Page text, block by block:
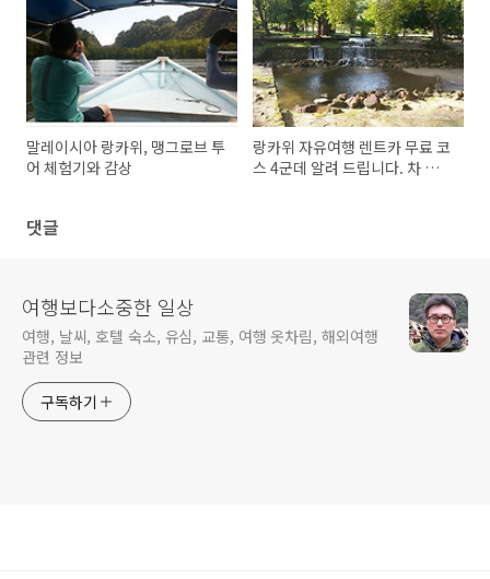
말레이시아 랑카위, 맹그로브 투
어 체험기와 감상
랑카위 자유여행 렌트카 무료 코
스 4군데 알려 드립니다. 차 사고
댓글
여행보다소중한 일상
여행, 날씨, 호텔 숙소, 유심, 교통, 여행 옷차림, 해외여행
관련 정보
구독하기